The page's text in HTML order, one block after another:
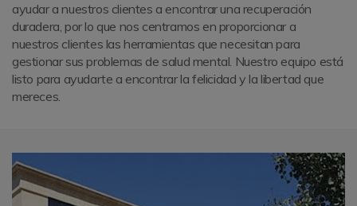
ayudar a nuestros clientes a encontrar una recuperación
duradera, por lo que nos centramos en proporcionar a
nuestros clientes las herramientas que necesitan para
gestionar sus problemas de salud mental. Nuestro equipo está
listo para ayudarte a encontrar la felicidad y la libertad que
mereces.